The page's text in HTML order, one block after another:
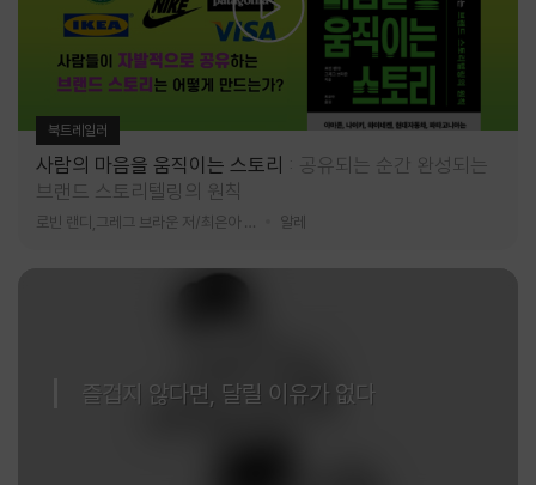
북트레일러
사람의 마음을 움직이는 스토리
공유되는 순간 완성되는
브랜드 스토리텔링의 원칙
알레
즐겁지 않다면, 달릴 이유가 없다